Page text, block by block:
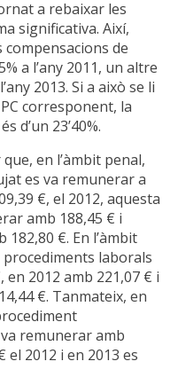
a rebaixar les
significativa. Així,
compensacions de
a l’any 2011, un altre
2013. Si a això se li
corresponent, la
d’un 23’40%.
en l’àmbit penal,
es va remunerar a
€, el 2012, aquesta
amb 188,45 € i
€. En l’àmbit
procediments laborals
2012 amb 221,07 € i
€. Tanmateix, en
remunerar amb
el 2012 i en 2013 es